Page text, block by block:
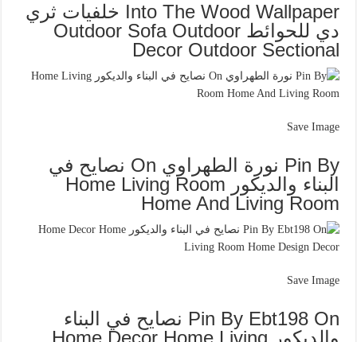
Into The Wood Wallpaper خلفيات ثري
دي للحوائط Outdoor Sofa Outdoor
Decor Outdoor Sectional
Save Image
Pin By نورة الطهراوي On نصايح في
البناء والديكور Home Living Room
Home And Living Room
Save Image
Pin By Ebt198 On نصايح في البناء